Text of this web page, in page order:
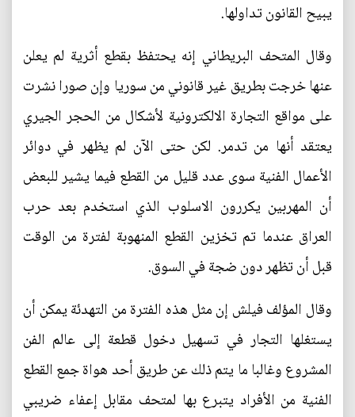
يبيح القانون تداولها.
وقال المتحف البريطاني إنه يحتفظ بقطع أثرية لم يعلن
عنها خرجت بطريق غير قانوني من سوريا وإن صورا نشرت
على مواقع التجارة الالكترونية لأشكال من الحجر الجيري
يعتقد أنها من تدمر. لكن حتى الآن لم يظهر في دوائر
الأعمال الفنية سوى عدد قليل من القطع فيما يشير للبعض
أن المهربين يكررون الاسلوب الذي استخدم بعد حرب
العراق عندما تم تخزين القطع المنهوبة لفترة من الوقت
قبل أن تظهر دون ضجة في السوق.
وقال المؤلف فيلش إن مثل هذه الفترة من التهدئة يمكن أن
يستغلها التجار في تسهيل دخول قطعة إلى عالم الفن
المشروع وغالبا ما يتم ذلك عن طريق أحد هواة جمع القطع
الفنية من الأفراد يتبرع بها لمتحف مقابل إعفاء ضريبي